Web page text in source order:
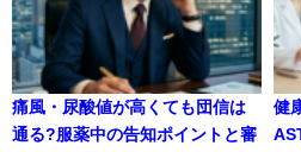
痛風・尿酸値が高くても団信は
通る?服薬中の告知ポイントと審
健